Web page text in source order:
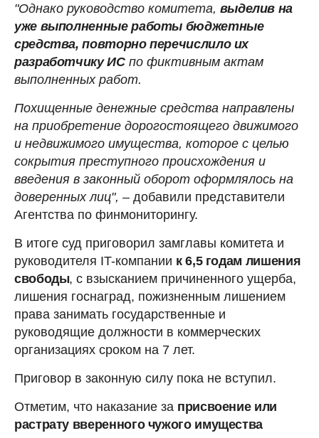
"Однако руководство комитета, выделив на
уже выполненные работы бюджетные
средства, повторно перечислило их
разработчику ИСпо фиктивным актам
выполненных работ.
Похищенные денежные средства направлены
на приобретение дорогостоящего движимого
и недвижимого имущества, которое с целью
сокрытия преступного происхождения и
введения в законный оборот оформлялось на
доверенных лиц", – добавили представители
Агентства по финмониторингу.
В итоге суд приговорил замглавы комитета и
руководителя IT-компании к 6,5 годам лишения
свободы, с взысканием причиненного ущерба,
лишения госнаград, пожизненным лишением
права занимать государственные и
руководящие должности в коммерческих
организациях сроком на 7 лет.
Приговор в законную силу пока не вступил.
Отметим, что наказание за присвоение или
растрату вверенного чужого имущества